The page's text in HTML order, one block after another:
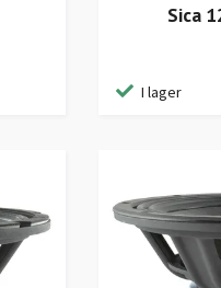
Sica
I lager